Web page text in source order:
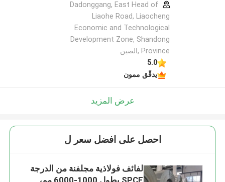
Dadonggang, East Head of
Liaohe Road, Liaocheng
Economic and Technological
Development Zone, Shandong
Province ,الصين
5.0
يدقّق ممون
عرض المزيد
احصل على افضل سعر ل
لفائف فولاذية مجلفنة من الدرجة